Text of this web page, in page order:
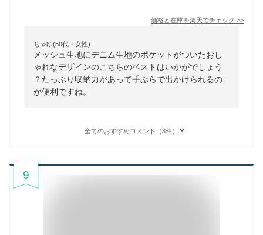
価格と在庫を楽天でチェック >>
ちゃゆ(50代・女性)
メッシュ生地にデニム生地のポケットがついたおし
ゃれなデザインのこちらのベストはいかがでしょう
？たっぷり収納力があって手ぶらで出かけられるの
が便利ですね。
全てのおすすめコメント（3件）
9